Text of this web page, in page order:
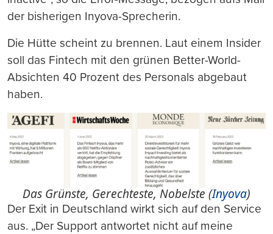
der bisherigen Inyova-Sprecherin.
Die Hütte scheint zu brennen. Laut einem Insider
soll das Fintech mit den grünen Better-World-
Absichten 40 Prozent des Personals abgebaut
haben.
Das Grünste, Gerechteste, Nobelste (Inyova)
Der Exit in Deutschland wirkt sich auf den Service
aus. „Der Support antwortet nicht auf meine